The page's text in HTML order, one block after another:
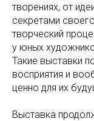
творениях, от
секретами
творческий
у юных
Такие выставки
восприятия и
ценно для их
Выставка